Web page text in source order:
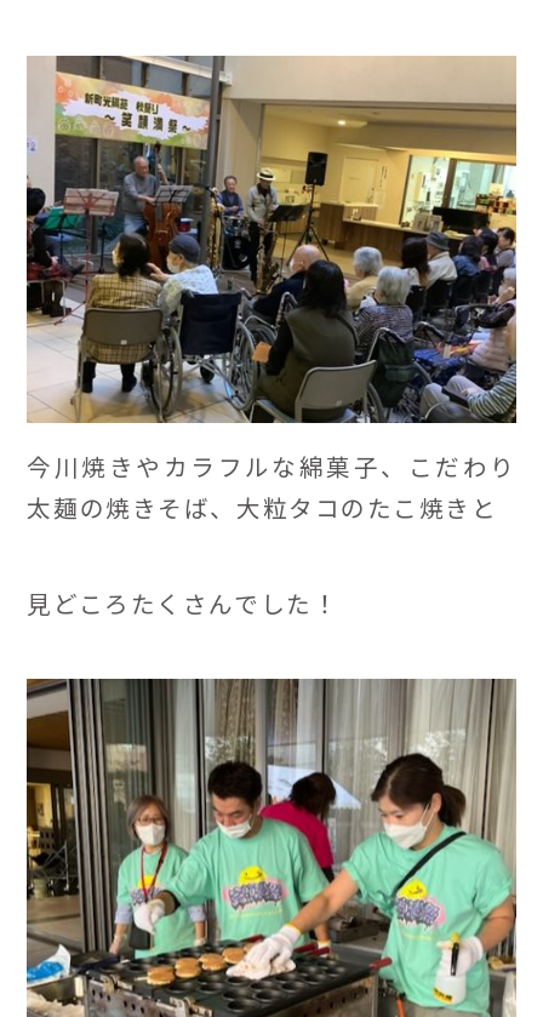
今川焼きやカラフルな綿菓子、こだわり
太麺の焼きそば、大粒タコのたこ焼きと
見どころたくさんでした！